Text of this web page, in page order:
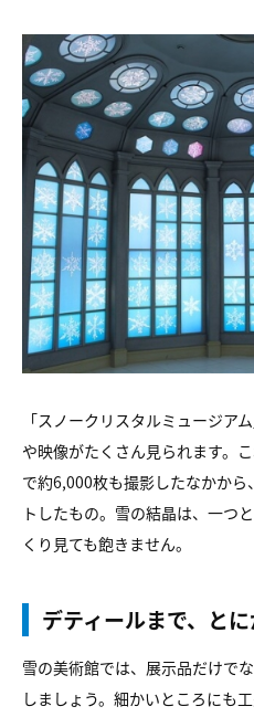
「スノークリスタルミュージア
や映像がたくさん見られます。
で約6,000枚も撮影したなかか
トしたもの。雪の結晶は、一つ
くり見ても飽きません。
デティールまで、と
雪の美術館では、展示品だけで
しましょう。細かいところにも